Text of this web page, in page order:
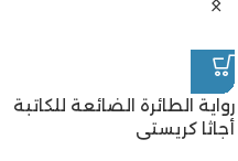
رواية الطائرة الضائعة للكاتبة
أجاثا كريستى